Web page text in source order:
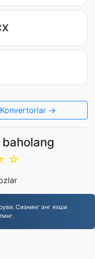
→
☆
Сизнинг энг яхши